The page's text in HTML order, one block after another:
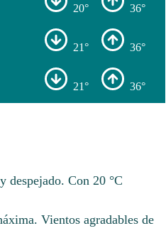
20° 36°
21° 36°
21° 36°
despejado. Con 20 °C
Vientos agradables de